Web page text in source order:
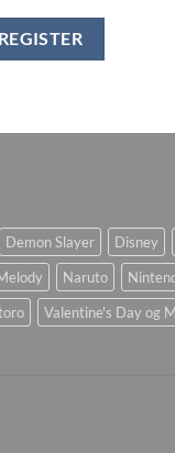
REGISTER
Demon Slayer Disney
Naruto
Valentine's Day og